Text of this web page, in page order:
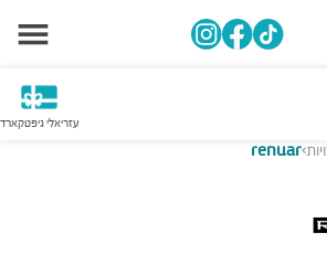
עזריאלי גיפטקארד
>
renuar